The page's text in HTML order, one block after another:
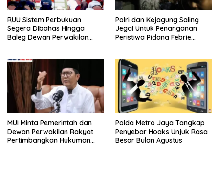
RUU Sistem Perbukuan
Segera Dibahas Hingga
Baleg Dewan Perwakilan
Polri dan Kejagung Saling
Jegal Untuk Penanganan
Peristiwa Pidana Febrie
MUI Minta Pemerintah dan
Dewan Perwakilan Rakyat
Pertimbangkan Hukuman
Polda Metro Jaya Tangkap
Penyebar Hoaks Unjuk Rasa
Besar Bulan Agustus